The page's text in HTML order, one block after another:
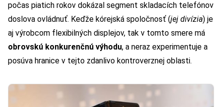
počas piatich rokov dokázal segment skladacích telefónov
doslova ovládnuť. Keďže kórejská spoločnosť (jej divízia) je
aj výrobcom flexibilných displejov, tak v tomto smere má
obrovskú konkurenčnú výhodu, a neraz experimentuje a
posúva hranice v tejto zdanlivo kontroverznej oblasti.